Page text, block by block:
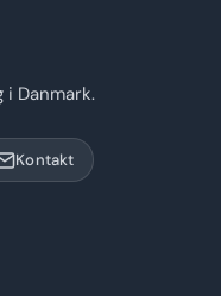
Danmark.
Kontakt